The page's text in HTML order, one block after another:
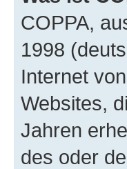
COPPA,
1998
Internet
Websites,
Jahren
des oder